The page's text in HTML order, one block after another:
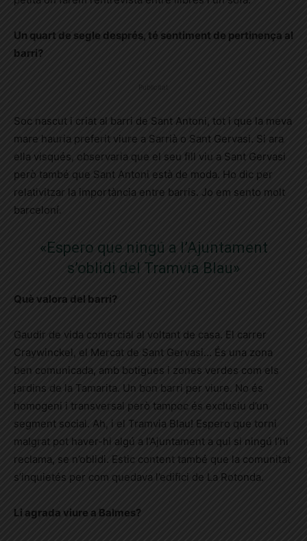
Un quart de segle després, té sentiment de pertinença al
barri?
Soc nascut i criat al barri de Sant Antoni, tot i que la meva
mare hauria preferit viure a Sarrià o Sant Gervasi. Si ara
ella visqués, observaria que el seu fill viu a Sant Gervasi
però també que Sant Antoni està de moda. Ho dic per
relativitzar la importància entre barris. Jo em sento molt
barceloní.
«Espero que ningú a l’Ajuntament
s’oblidi del Tramvia Blau»
Què valora del barri?
Gaudir de vida comercial al voltant de casa. El carrer
Craywinckel, el Mercat de Sant Gervasi… És una zona
ben comunicada, amb botigues i zones verdes com els
jardins de la Tamarita. Un bon barri per viure. No és
homogeni i transversal però tampoc és exclusiu d’un
segment social. Ah, i el Tramvia Blau! Espero que torni
malgrat pot haver-hi algú a l’Ajuntament a qui si ningú l’hi
reclama, se n’oblidi. Estic content també que la comunitat
s’inquietés per com quedava l’edifici de La Rotonda.
Li agrada viure a Balmes?